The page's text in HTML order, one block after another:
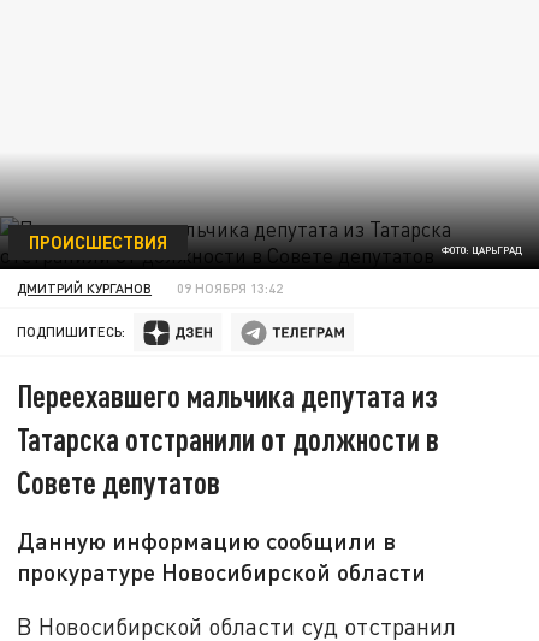
ФОТО: ЦАРЬГРАД
ПРОИСШЕСТВИЯ
ДМИТРИЙ КУРГАНОВ 09 НОЯБРЯ 13:42
ПОДПИШИТЕСЬ:
Переехавшего мальчика депутата из
Татарска отстранили от должности в
Совете депутатов
Данную информацию сообщили в
прокуратуре Новосибирской области
В Новосибирской области суд отстранил